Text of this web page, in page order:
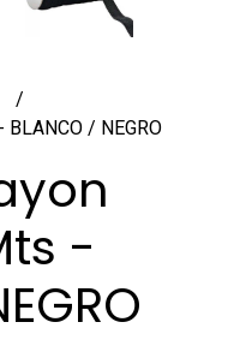
/ NEGRO
-